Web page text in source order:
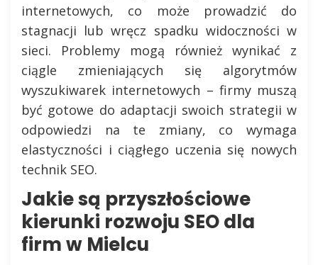
internetowych, co może prowadzić do
stagnacji lub wręcz spadku widoczności w
sieci. Problemy mogą również wynikać z
ciągle zmieniających się algorytmów
wyszukiwarek internetowych – firmy muszą
być gotowe do adaptacji swoich strategii w
odpowiedzi na te zmiany, co wymaga
elastyczności i ciągłego uczenia się nowych
technik SEO.
Jakie są przyszłościowe
kierunki rozwoju SEO dla
firm w Mielcu